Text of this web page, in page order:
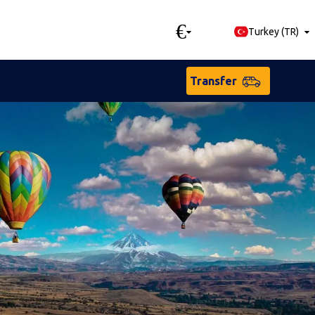
€ Turkey(TR)
Transfer